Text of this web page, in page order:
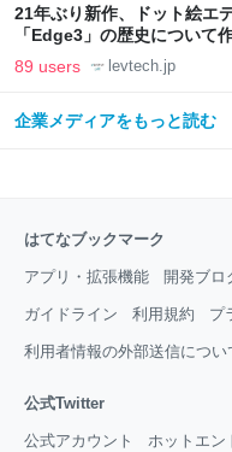
21年ぶり新作、ドット絵エ
「Edge3」の歴史について
LAB
89 users levtech.jp
企業メディアをもっと読む
はてなブックマーク
アプリ・拡張機能 開発ブロ
ガイドライン 利用規約 プ
利用者情報の外部送信につい
公式Twitter
公式アカウント ホットエン